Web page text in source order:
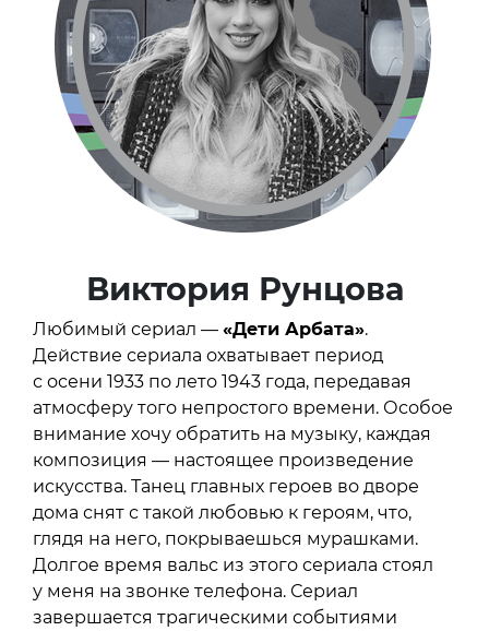
Виктория Рунцова
Любимый сериал — «Дети Арбата».
Действие сериала охватывает период
с осени 1933 по лето 1943 года, передавая
атмосферу того непростого времени. Особое
внимание хочу обратить на музыку, каждая
композиция — настоящее произведение
искусства. Танец главных героев во дворе
дома снят с такой любовью к героям, что,
глядя на него, покрываешься мурашками.
Долгое время вальс из этого сериала стоял
у меня на звонке телефона. Сериал
завершается трагическими событиями